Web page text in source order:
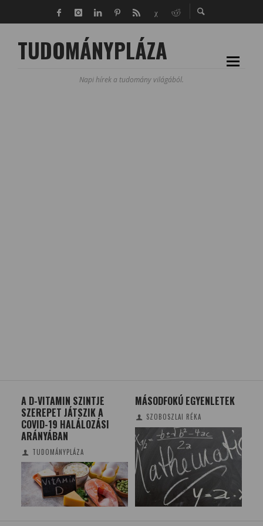
TUDOMÁNYPLÁZA
Napi hírek a tudomány világából.
A D-VITAMIN SZINTJE
SZEREPET JÁTSZIK A
COVID-19 HALÁLOZÁSI
ARÁNYÁBAN
TUDOMÁNYPLÁZA
MÁSODFOKÚ EGYENLETEK
SZOBOSZLAI RÉKA